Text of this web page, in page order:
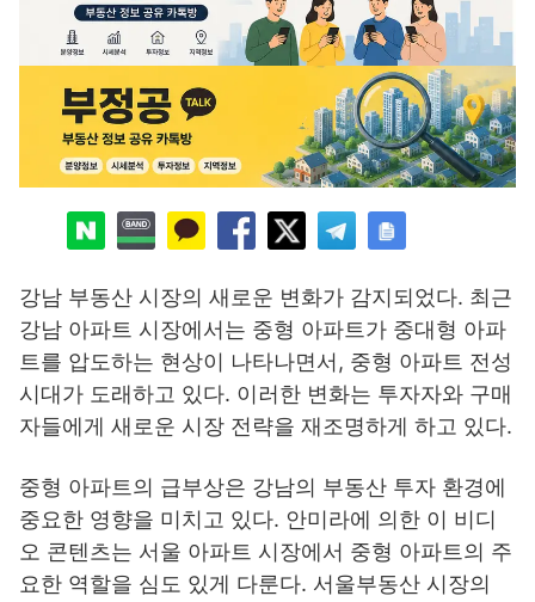
강남 부동산 시장의 새로운 변화가 감지되었다. 최근
강남 아파트 시장에서는 중형 아파트가 중대형 아파
트를 압도하는 현상이 나타나면서, 중형 아파트 전성
시대가 도래하고 있다. 이러한 변화는 투자자와 구매
자들에게 새로운 시장 전략을 재조명하게 하고 있다.
중형 아파트의 급부상은 강남의 부동산 투자 환경에
중요한 영향을 미치고 있다. 안미라에 의한 이 비디
오 콘텐츠는 서울 아파트 시장에서 중형 아파트의 주
요한 역할을 심도 있게 다룬다. 서울부동산 시장의